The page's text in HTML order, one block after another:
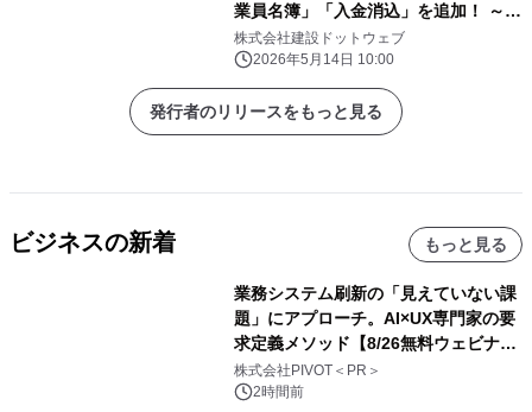
業員名簿」「入金消込」を追加！ ～建
設業のDXとガバナンス強化を支援～
株式会社建設ドットウェブ
2026年5月14日 10:00
発行者のリリースをもっと見る
ビジネスの新着 もっと見る
業務システム刷新の「見えていない課
題」にアプローチ。AI×UX専門家の要
求定義メソッド【8/26無料ウェビナ
ー】株式会社PIVOT
株式会社PIVOT＜PR＞
2時間前